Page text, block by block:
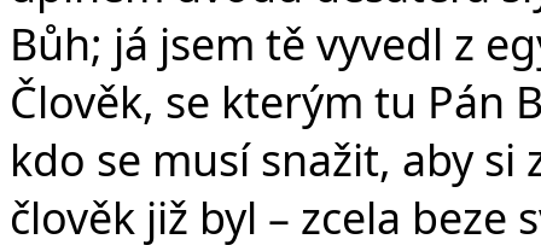
Bůh; já jsem tě vyvedl z
Člověk, se kterým tu Pán
kdo se musí snažit, aby si
člověk již byl – zcela beze